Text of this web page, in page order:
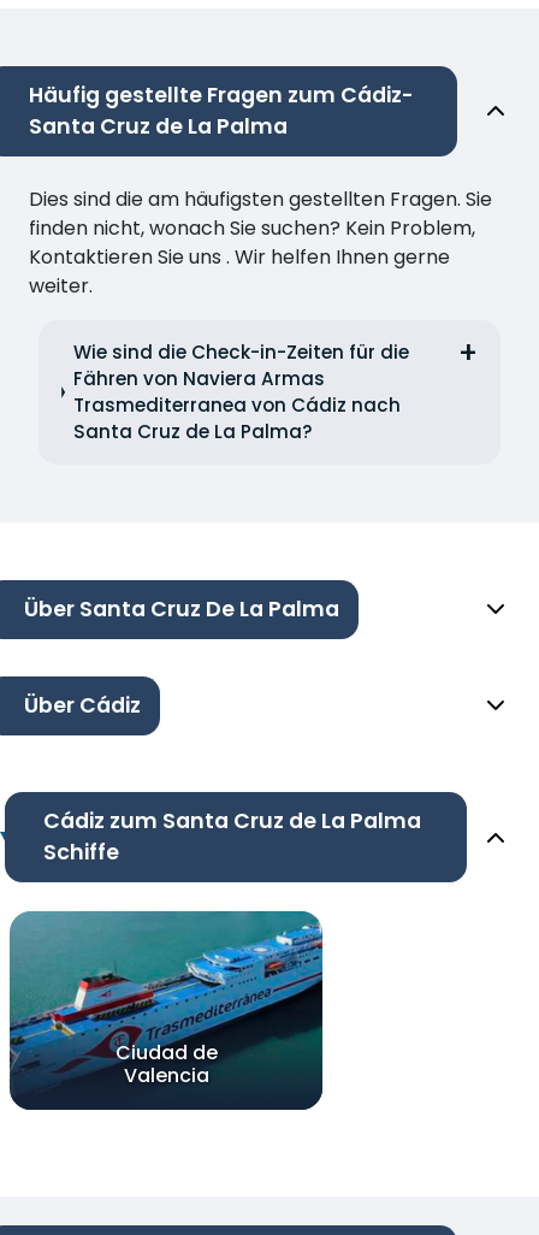
Häufig gestellte Fragen zum Cádiz-
Santa Cruz de La Palma
Dies sind die am häufigsten gestellten Fragen. Sie
finden nicht, wonach Sie suchen? Kein Problem,
Kontaktieren Sie uns . Wir helfen Ihnen gerne
weiter.
Wie sind die Check-in-Zeiten für die
Fähren von Naviera Armas
Trasmediterranea von Cádiz nach
Santa Cruz de La Palma?
Über Santa Cruz De La Palma
Über Cádiz
Cádiz zum Santa Cruz de La Palma
Schiffe
Ciudad de
Valencia